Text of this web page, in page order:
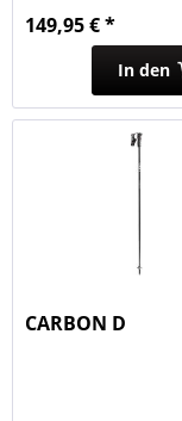
149,95 € *
In den
CARBON D